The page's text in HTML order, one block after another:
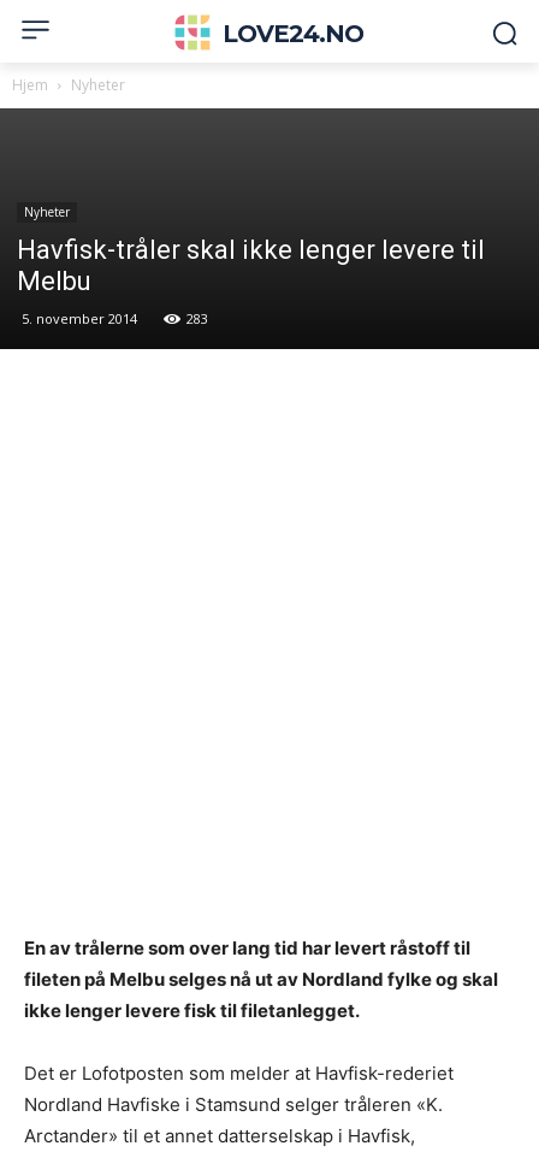
LOVE24.NO
Hjem Nyheter
Nyheter
Havfisk-tråler skal ikke lenger levere til
Melbu
5. november 2014 283
En av trålerne som over lang tid har levert råstoff til
fileten på Melbu selges nå ut av Nordland fylke og skal
ikke lenger levere fisk til filetanlegget.
Det er Lofotposten som melder at Havfisk-rederiet
Nordland Havfiske i Stamsund selger tråleren «K.
Arctander» til et annet datterselskap i Havfisk,